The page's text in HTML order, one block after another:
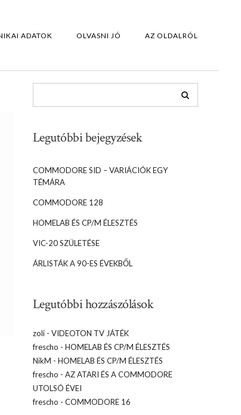
ADATOK OLVASNI JÓ AZ OLDALRÓL
Legutóbbi bejegyzések
COMMODORE SID – VARIÁCIÓK EGY
TÉMÁRA
COMMODORE 128
HOMELAB ÉS CP/M ÉLESZTÉS
VIC-20 SZÜLETÉSE
ÁRLISTÁK A 90-ES ÉVEKBŐL
Legutóbbi hozzászólások
zoli- VIDEOTON TV JÁTÉK
frescho - HOMELAB ÉS CP/M ÉLESZTÉS
NikM - HOMELAB ÉS CP/M ÉLESZTÉS
frescho - AZ ATARI ÉS A COMMODORE
UTOLSÓ ÉVEI
frescho - COMMODORE 16